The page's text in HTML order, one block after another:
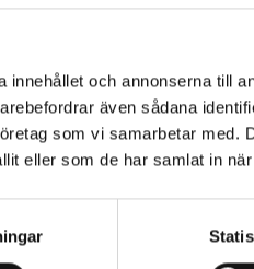
och annonserna till
även sådana
som vi samarbetar med.
eller som de har samlat in